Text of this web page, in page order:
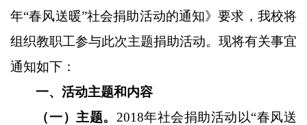
年“春风送暖”社会捐助活动的通知》要求，我校将
组织教职工参与此次主题捐助活动。现将有关事宜
通知如下：
一、活动主题和内容
（一）主题。 2018年社会捐助活动以“春风送